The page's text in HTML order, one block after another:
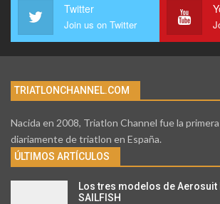
Twitter
Join us on Twitter
TRIATLONCHANNEL.COM
Nacida en 2008, Triatlon Channel fue la
diariamente de triatlon en España.
ÚLTIMOS ARTÍCULOS
Los tres modelos de
SAILFISH